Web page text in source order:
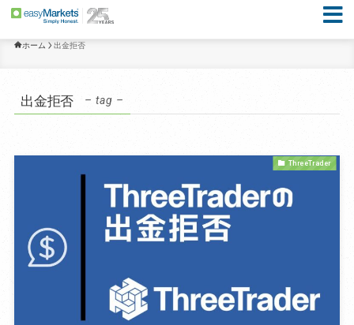
ホーム 出金拒否
出金拒否 – tag –
ThreeTrader